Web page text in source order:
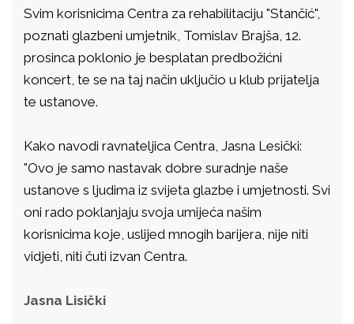
Svim korisnicima Centra za rehabilitaciju "Stančić",
poznati glazbeni umjetnik, Tomislav Brajša, 12.
prosinca poklonio je besplatan predbožićni
koncert, te se na taj način uključio u klub prijatelja
te ustanove.
Kako navodi ravnateljica Centra, Jasna Lesički:
"Ovo je samo nastavak dobre suradnje naše
ustanove s ljudima iz svijeta glazbe i umjetnosti. Svi
oni rado poklanjaju svoja umijeća našim
korisnicima koje, uslijed mnogih barijera, nije niti
vidjeti, niti čuti izvan Centra.
Jasna Lisički